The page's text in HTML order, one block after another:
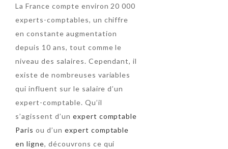
La France compte environ 20 000
experts-comptables, un chiffre
en constante augmentation
depuis 10 ans, tout comme le
niveau des salaires. Cependant, il
existe de nombreuses variables
qui influent sur le salaire d’un
expert-comptable. Qu’il
s’agissent d’un expert comptable
Paris ou d’un expert comptable
en ligne, découvrons ce qui